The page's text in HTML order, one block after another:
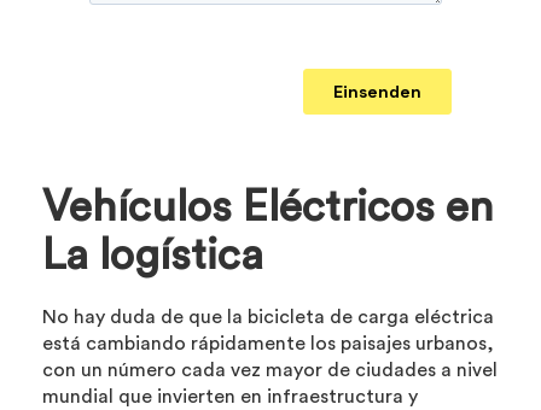
Vehículos Eléctricos en
La logística
No hay duda de que la bicicleta de carga eléctrica
está cambiando rápidamente los paisajes urbanos,
con un número cada vez mayor de ciudades a nivel
mundial que invierten en infraestructura y